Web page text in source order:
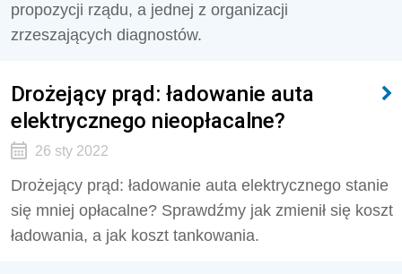
propozycji rządu, a jednej z organizacji
zrzeszających diagnostów.
Drożejący prąd: ładowanie auta
elektrycznego nieopłacalne?
26 sty 2022
Drożejący prąd: ładowanie auta elektrycznego stanie
się mniej opłacalne? Sprawdźmy jak zmienił się koszt
ładowania, a jak koszt tankowania.